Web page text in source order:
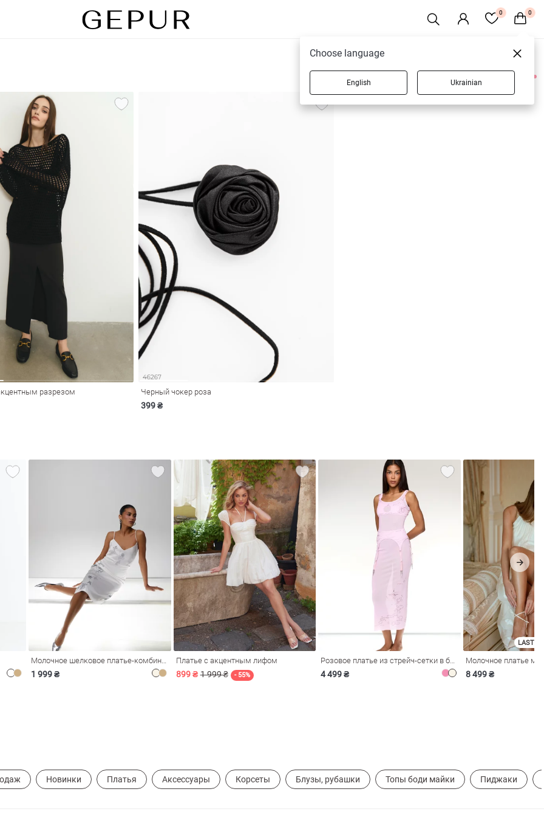
0 0
3 товаров
разрезом Черный чокер роза
399 ₴
1 999 ₴
Платье с акцентным лифом
899 ₴ 1 999 ₴ - 55% 4 499 ₴
LAST
8 499 ₴
Новинки Платья Аксессуары Корсеты Блузы, рубашки Топы боди майки Пиджаки
Choose language
English Ukrainian